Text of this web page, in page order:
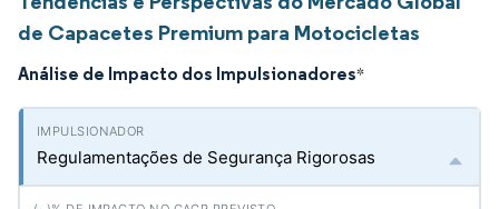
de Capacetes Premium para Motocicletas
Análise de Impacto dos Impulsionadores*
Regulamentações de Segurança Rigorosas